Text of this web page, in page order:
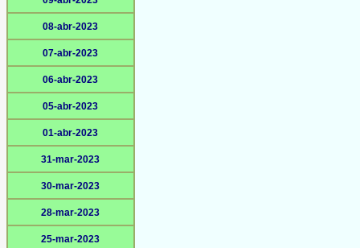
08-abr-2023
07-abr-2023
06-abr-2023
05-abr-2023
01-abr-2023
31-mar-2023
30-mar-2023
28-mar-2023
25-mar-2023